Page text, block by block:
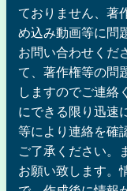
ておりません、著
め込み動画等に問
お問い合わせくだ
て、著作権等の問
しますのでご連絡
にできる限り迅速
等により連絡を確
ご了承ください。
お願い致します。